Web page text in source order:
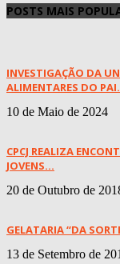
POSTS MAIS
INVESTIGAÇÃO DA
ALIMENTARES DO
10 de Maio de 2024
CPCJ REALIZA
JOVENS...
20 de Outubro de
GELATARIA “DA
13 de Setembro de